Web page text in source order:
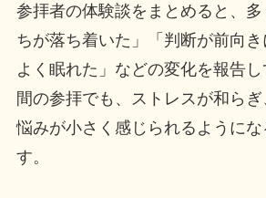
参拝者の体験談をまとめると、
ちが落ち着いた」「判断が前向
よく眠れた」などの変化を報告
間の参拝でも、ストレスが和ら
悩みが小さく感じられるように
す。